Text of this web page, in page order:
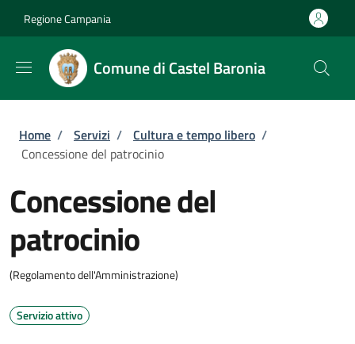
Regione Campania
Comune di Castel Baronia
Briciole di pane
Home / Servizi / Cultura e tempo libero /
Concessione del patrocinio
Concessione del
patrocinio
(Regolamento dell'Amministrazione)
Servizio attivo